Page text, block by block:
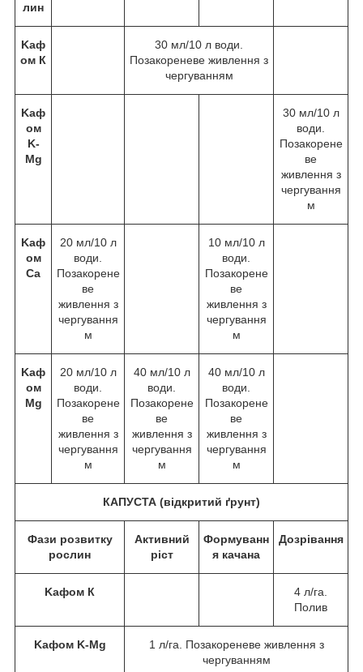
лин
Kаф
ом К
30 мл/10 л води.
Позакореневе живлення з
чергуванням
Kаф
ом
K-
Mg
30 мл/10 л
води.
Позакорене
ве
живлення з
чергування
м
Kаф
ом
Ca
20 мл/10 л
води.
Позакорене
ве
живлення з
чергування
м
10 мл/10 л
води.
Позакорене
ве
живлення з
чергування
м
Kаф
ом
Mg
20 мл/10 л
води.
Позакорене
ве
живлення з
чергування
м
40 мл/10 л
води.
Позакорене
ве
живлення з
чергування
м
40 мл/10 л
води.
Позакорене
ве
живлення з
чергування
м
КАПУСТА (відкритий ґрунт)
Фази розвитку
рослин
Активний
ріст
Формуванн
я качана
Дозрівання
Kафом К
4 л/га.
Полив
Kафом K-Mg
1 л/га. Позакореневе живлення з
чергуванням